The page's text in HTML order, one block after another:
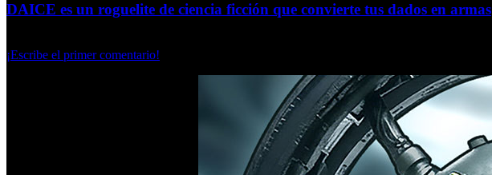
DAICE es un roguelite de ciencia ficción que convierte tus dados en armas
¡Escribe el primer comentario!